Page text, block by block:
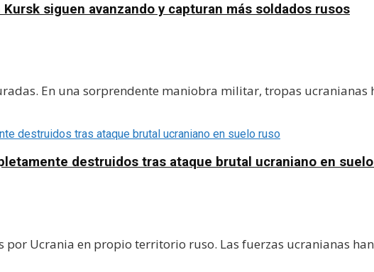
siguen avanzando y capturan más soldados rusos
En una sorprendente maniobra militar, tropas ucranianas
destruidos tras ataque brutal ucraniano en
Ucrania en propio territorio ruso. Las fuerzas ucranianas